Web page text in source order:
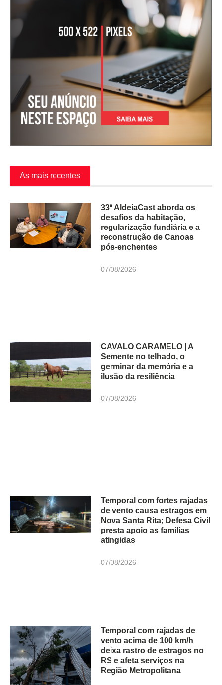
As mais recentes
33º AldeiaCast aborda os
desafios da habitação,
regularização fundiária e a
reconstrução de Canoas
pós-enchentes
07/08/2026
CAVALO CARAMELO | A
Semente no telhado, o
germinar da memória e a
ilusão da resiliência
07/08/2026
Temporal com fortes rajadas
de vento causa estragos em
Nova Santa Rita; Defesa Civil
presta apoio as famílias
atingidas
07/08/2026
Temporal com rajadas de
vento acima de 100 km/h
deixa rastro de estragos no
RS e afeta serviços na
Região Metropolitana